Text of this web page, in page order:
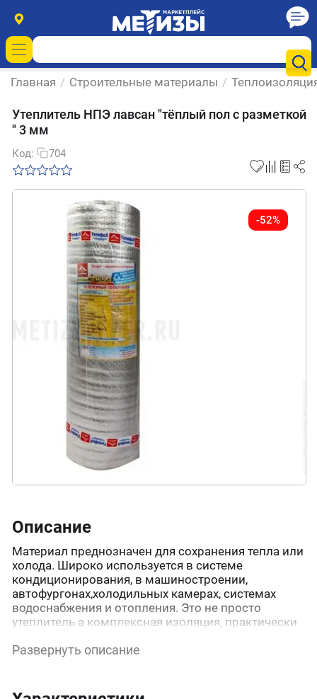
Главная / Строительные материалы /
Утеплитель НПЭ лавсан "тёплый пол с разметкой
" 3 мм
Код: 704
-52%
Описание
Материал преднозначен для сохранения тепла или
холода. Широко используется в системе
кондиционирования, в машиностроении,
автофургонах,холодильных камерах, системах
водоснабжения и отопления. Это не просто
утеплитель а комплексная изоляция, практически
влажностного режима и циклического изменения
Развернуть описание